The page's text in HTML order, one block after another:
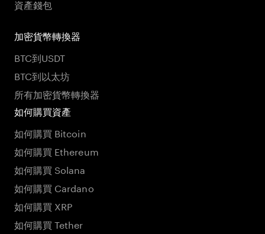
資產錢包
加密貨幣轉換器
BTC到USDT
BTC到以太坊
所有加密貨幣轉換器
如何購買資產
如何購買 Bitcoin
如何購買 Ethereum
如何購買 Solana
如何購買 Cardano
如何購買 XRP
如何購買 Tether